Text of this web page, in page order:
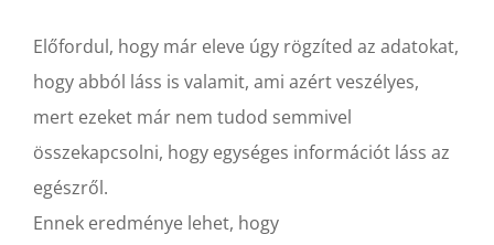
Előfordul, hogy már eleve úgy rögzíted az adatokat,
hogy abból láss is valamit, ami azért veszélyes,
mert ezeket már nem tudod semmivel
összekapcsolni, hogy egységes információt láss az
egészről.
Ennek eredménye lehet, hogy